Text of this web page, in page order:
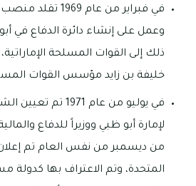
في فبراير من عام
وعمل على إنشاء دائرة الدفاع في
ذلك إلى القوات المسلحة
خليفة بن زايد مؤسس القوات
في يوليو من عام
لإمارة أبو ظبي ووزيراً للدفاع
من ديسمبر من نفس العام تم إعلان
المتحدة، وتم الاعتراف بها كدولة